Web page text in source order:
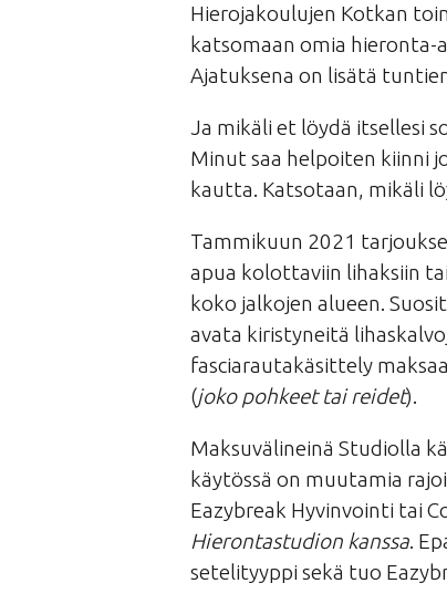
Hierojakoulujen Kotkan
katsomaan omia hieronta-
Ajatuksena on lisätä
Ja mikäli et löydä itsellesi
Minut saa helpoiten kiinni
kautta. Katsotaan, mikäli
Tammikuun 2021
apua kolottaviin lihaksiin
koko jalkojen alueen.
avata kiristyneitä
fasciarautakäsittely
(joko pohkeet tai reidet).
Maksuvälineinä Studiolla
käytössä on muutamia
Eazybreak Hyvinvointi tai
Hierontastudion kanssa.
setelityyppi sekä tuo